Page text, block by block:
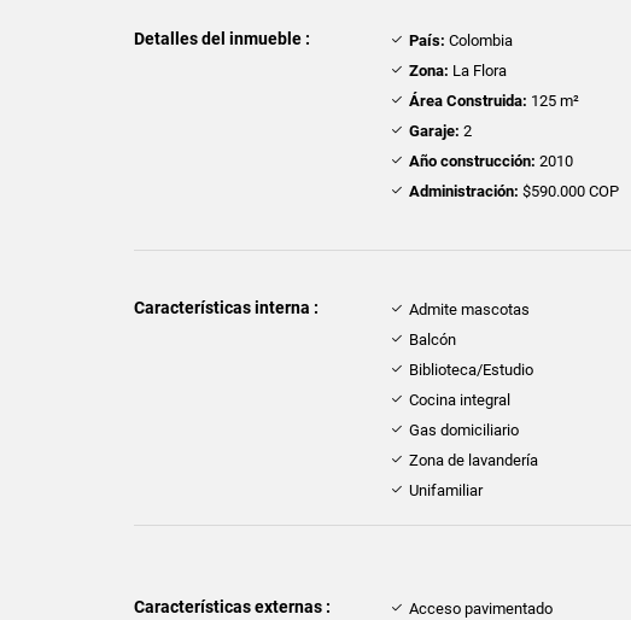
Detalles del inmueble : País: Colombia
Zona: La Flora
Área Construida: 125 m²
Garaje: 2
Año construcción: 2010
Administración: $590.000 COP
Características interna : Admite mascotas
Balcón
Biblioteca/Estudio
Cocina integral
Gas domiciliario
Zona de lavandería
Unifamiliar
Características externas : Acceso pavimentado